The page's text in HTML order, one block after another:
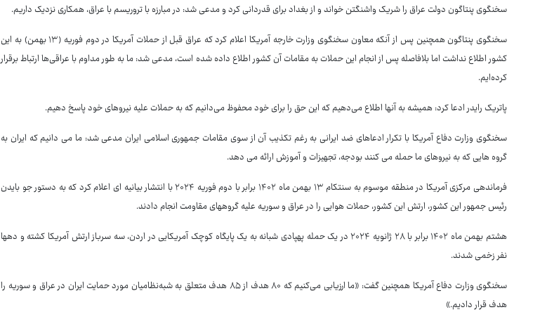
سخنگوی پنتاگون دولت عراق را شریک واشنگتن خواند و از بغداد برای قدردانی کرد و مدعی شد: در مبارزه با تروریسم با عراق، همکاری نزدیک داریم.
سخنگوی پنتاگون همچنین پس از آنکه معاون سخنگوی وزارت خارجه آمریکا اعلام کرد که عراق قبل از حملات آمریکا در دوم فوریه (۱۳ بهمن) به این
کشور اطلاع نداشت اما بلافاصله پس از انجام این حملات به مقامات آن کشور اطلاع داده شده است، مدعی شد: ما به طور مداوم با عراقی‌ها ارتباط برقرار
کرده‌ایم.
پاتریک رایدر ادعا کرد: همیشه به آنها اطلاع می‌دهیم که این حق را برای خود محفوظ می‌دانیم که به حملات علیه نیروهای خود پاسخ دهیم.
سخنگوی وزارت دفاع آمریکا با تکرار ادعاهای ضد ایرانی به رغم تکذیب آن از سوی مقامات جمهوری اسلامی ایران مدعی شد: ما می دانیم که ایران به
گروه هایی که به نیروهای ما حمله می کنند بودجه، تجهیزات و آموزش ارائه می دهد.
فرماندهی مرکزی آمریکا در منطقه موسوم به سنتکام ۱۳ بهمن ماه ۱۴۰۲ برابر با دوم فوریه ۲۰۲۴ با انتشار بیانیه ای اعلام کرد که به دستور جو بایدن
رئیس جمهور این کشور، ارتش این کشور، حملات هوایی را در عراق و سوریه علیه گروههای مقاومت انجام دادند.
هشتم بهمن ماه ۱۴۰۲ برابر با ۲۸ ژانویه ۲۰۲۴ در یک حمله پهپادی شبانه به یک پایگاه کوچک آمریکایی در اردن، سه سرباز ارتش آمریکا کشته و دهها
نفر زخمی شدند.
سخنگوی وزارت دفاع آمریکا همچنین گفت: «ما ارزیابی می‌کنیم که ۸۰ هدف از ۸۵ هدف متعلق به شبه‌نظامیان مورد حمایت ایران در عراق و سوریه را
هدف قرار دادیم.»